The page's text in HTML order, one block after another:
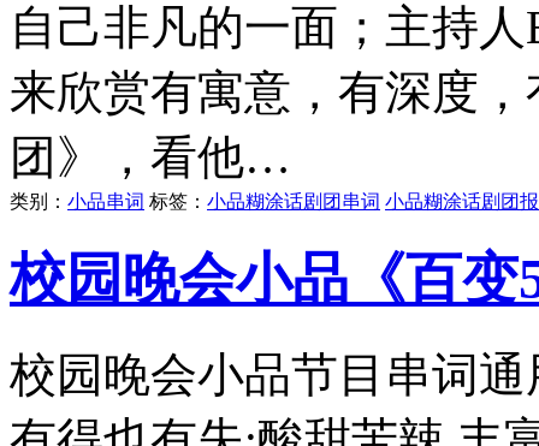
自己非凡的一面；主持
来欣赏有寓意，有深度
团》，看他…
类别： 小品串词 标签： 小品糊涂话剧团串词 小品糊涂话剧团
校园晚会小品《百变
校园晚会小品节目串词